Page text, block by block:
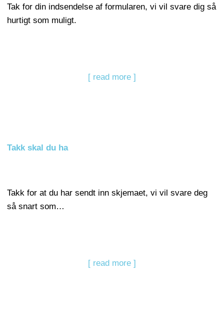
Tak for din indsendelse af formularen, vi vil svare dig så
hurtigt som muligt.
[ read more ]
Takk skal du ha
Takk for at du har sendt inn skjemaet, vi vil svare deg
så snart som…
[ read more ]